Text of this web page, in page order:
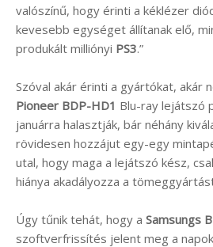
valószínű, hogy érinti a kéklézer
kevesebb egységet állítanak elő,
produkált milliónyi PS3.”
Szóval akár érinti a gyártókat, akár
Pioneer BDP-HD1 Blu-ray lejátszó
januárra halasztják, bár néhány
rövidesen hozzájut egy-egy
utal, hogy maga a lejátszó kész,
hiánya akadályozza a
Úgy tűnik tehát, hogy a Samsungs
szoftverfrissítés jelent meg a